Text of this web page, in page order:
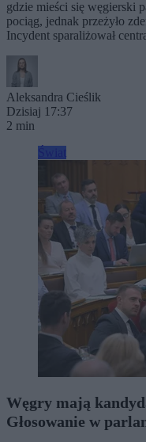
gdzie mieści się węgierski
pociąg, jednak przeżyło
Incydent sparaliżował
Aleksandra Cieślik
Dzisiaj 17:37
2 min
Węgry mają
Głosowanie w